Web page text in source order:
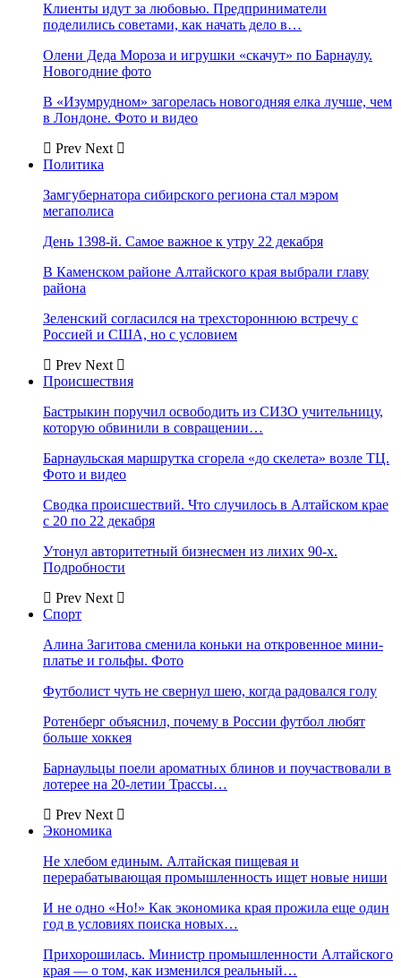
Клиенты идут за любовью. Предприниматели
поделились советами, как начать дело в…
Олени Деда Мороза и игрушки «скачут» по Барнаулу.
Новогодние фото
В «Изумрудном» загорелась новогодняя елка лучше, чем
в Лондоне. Фото и видео
Prev Next
Политика
Замгубернатора сибирского региона стал мэром
мегаполиса
День 1398-й. Самое важное к утру 22 декабря
В Каменском районе Алтайского края выбрали главу
района
Зеленский согласился на трехстороннюю встречу с
Россией и США, но с условием
Prev Next
Происшествия
Бастрыкин поручил освободить из СИЗО учительницу,
которую обвинили в совращении…
Барнаульская маршрутка сгорела «до скелета» возле ТЦ.
Фото и видео
Сводка происшествий. Что случилось в Алтайском крае
с 20 по 22 декабря
Утонул авторитетный бизнесмен из лихих 90-х.
Подробности
Prev Next
Спорт
Алина Загитова сменила коньки на откровенное мини-
платье и гольфы. Фото
Футболист чуть не свернул шею, когда радовался голу
Ротенберг объяснил, почему в России футбол любят
больше хоккея
Барнаульцы поели ароматных блинов и поучаствовали в
лотерее на 20-летии Трассы…
Prev Next
Экономика
Не хлебом единым. Алтайская пищевая и
перерабатывающая промышленность ищет новые ниши
И не одно «Но!» Как экономика края прожила еще один
год в условиях поиска новых…
Прихорошилась. Министр промышленности Алтайского
края — о том, как изменился реальный…